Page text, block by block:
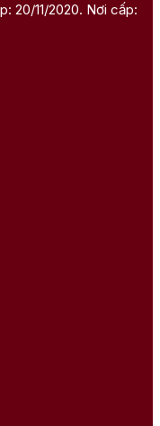
20/11/2020. Nơi cấp: